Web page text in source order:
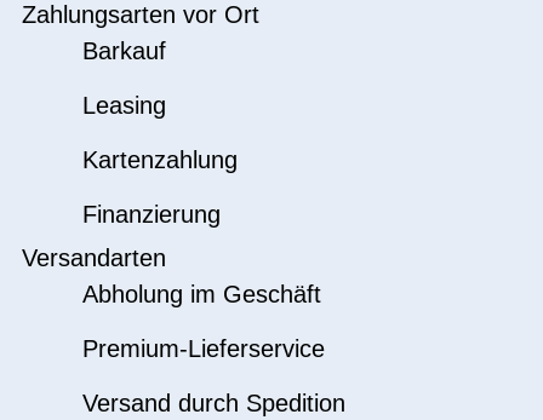
Zahlungsarten vor Ort
Barkauf
Leasing
Kartenzahlung
Finanzierung
Versandarten
Abholung im Geschäft
Premium-Lieferservice
Versand durch Spedition